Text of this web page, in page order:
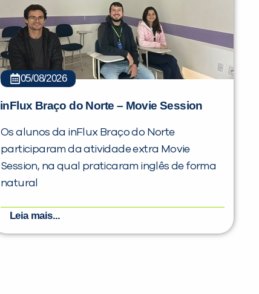
05/08/2026
inFlux Braço do Norte – Movie Session
Os alunos da inFlux Braço do Norte
participaram da atividade extra Movie
Session, na qual praticaram inglês de forma
natural
Leia mais...